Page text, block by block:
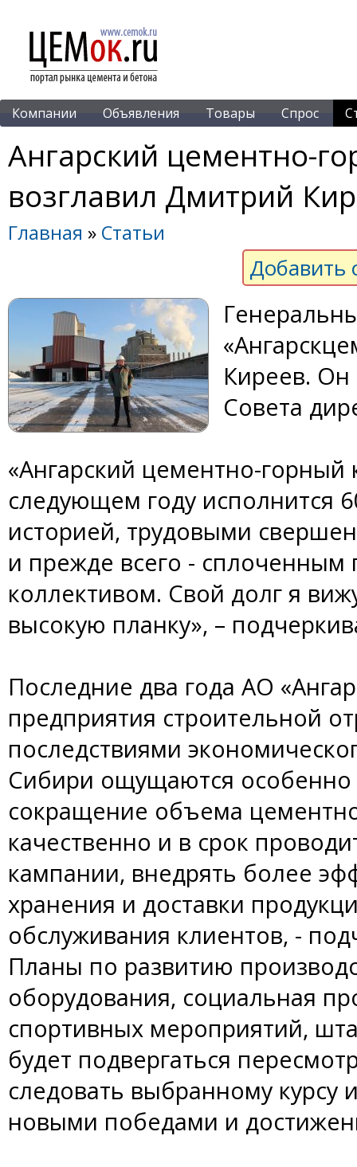
Компании Объявления Товары Спрос
Ангарский цементно-
возглавил Дмитрий
Главная » Статьи
Добавить
Киреев.
Совета
«Ангарский цементно-
следующем году исполнится
историей, трудовыми
и прежде всего -
коллективом. Свой долг я
высокую планку», –
Последние два года АО
предприятия строительной
последствиями
Сибири ощущаются особенно
сокращение объема
качественно и в срок
кампании, внедрять более
хранения и доставки
обслуживания клиентов, -
Планы по развитию
оборудования, социальная
спортивных мероприятий,
будет подвергаться
следовать выбранному курсу
новыми победами и